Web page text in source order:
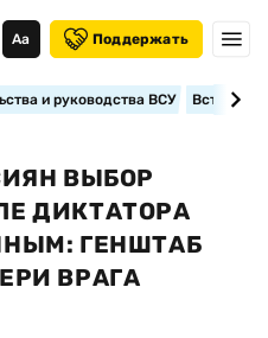
Аа Поддержать
и руководства ВСУ
ВЫБОР
ДИКТАТОРА
ГЕНШТАБ
ВРАГА